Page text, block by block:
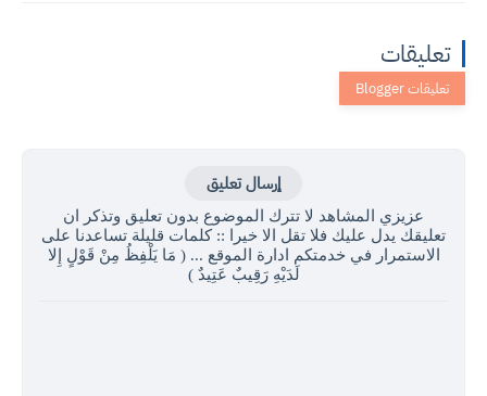
تعليقات
إرسال تعليق
عزيزي المشاهد لا تترك الموضوع بدون تعليق وتذكر ان
تعليقك يدل عليك فلا تقل الا خيرا :: كلمات قليلة تساعدنا على
الاستمرار في خدمتكم ادارة الموقع ... ( مَا يَلْفِظُ مِنْ قَوْلٍ إِلا
لَدَيْهِ رَقِيبٌ عَتِيدٌ )